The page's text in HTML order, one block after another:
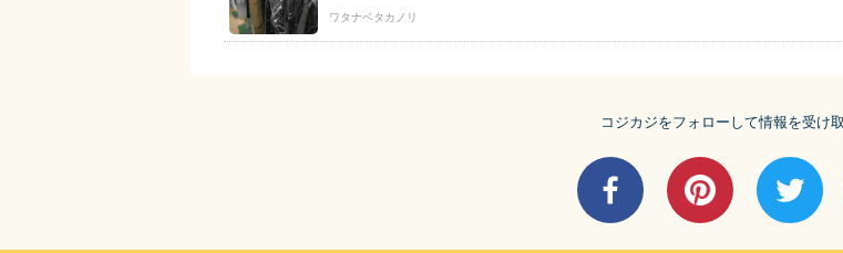
ワタナベタカノリ
コジカジをフォローして情報を受け